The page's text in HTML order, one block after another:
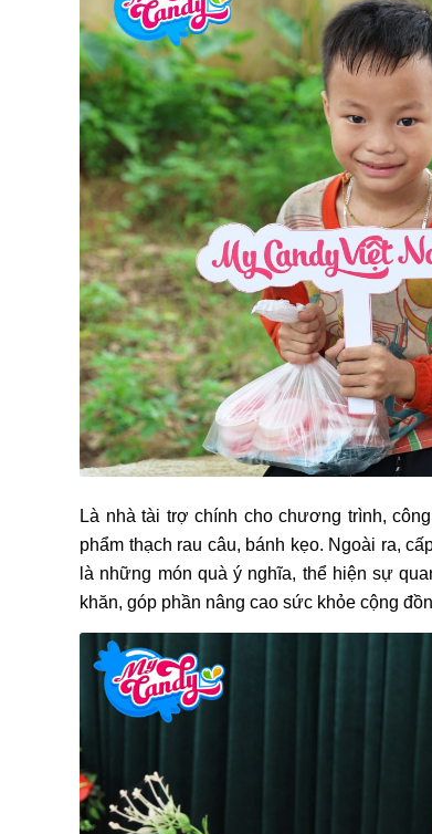
Là nhà tài trợ chính cho chương trình,
phẩm thạch rau câu, bánh kẹo. Ngoài ra,
là những món quà ý nghĩa, thể hiện sự
khăn, góp phần nâng cao sức khỏe cộng